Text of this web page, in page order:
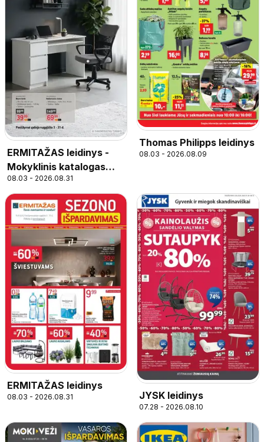
ERMITAŽAS leidinys -
Mokyklinis katalogas
2026
08.03 - 2026.08.31
Thomas Philipps leidinys
08.03 - 2026.08.09
ERMITAŽAS leidinys
08.03 - 2026.08.31 JYSK leidinys
07.28 - 2026.08.10